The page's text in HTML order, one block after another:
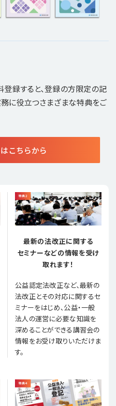
登録すると、登録の方限定の記
に役立つさまざまな特典をご
こちらから
最新の法改正に関する
セミナーなどの情報を受け
取れます！
公益認定法改正など、最新の
法改正とその対応に関するセ
ミナーをはじめ、公益・一般
法人の運営に必要な知識を
深めることができる講習会の
情報をお受け取りいただけま
す。